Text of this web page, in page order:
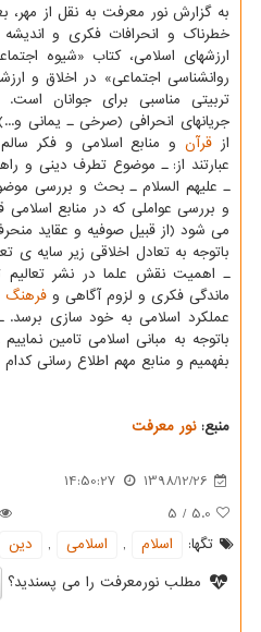
به گزارش نور معرفت به نقل از مهر،
خطرناك و انحرافات فكری و اندیشه
ارزشهای اسلامی، كتاب «شیوه
روانشناسی اجتماعی» در اخلاق و
تربیتی مناسبی برای جوانان
جریانهای انحرافی (صرخی ـ یمانی
از قرآنو منابع اسلامی و فكر
عبارتند از: ـ موضوع تطرف دینی و
ـ علیهم السلام ـ بحث و بررسی
و بررسی عواملی كه در منابع اسلامی
می شود (از قبیل صوفیه و عقاید
باتوجه به تعادل اخلاقی زیر سایه ی
ـ اهمیت نقش علما در نشر تعالیم
ماندگی فكری و لزوم آگاهی وفرهنگ
عملكرد اسلامی به خود سازی برسد.
باتوجه به مبانی اسلامی تامین
بفهمیم و منابع مهم اطلاع رسانی
منبع:نور معرفت
1398/12/26
14:50:27
5.0
/
5
تگها:
اسلام , اسلامی , دین
مطلب نورمعرفت را می پسندید؟